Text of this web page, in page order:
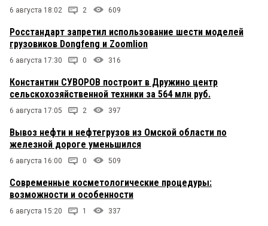
6 августа 18:02 2 609
Росстандарт запретил использование шести моделей
грузовиков Dongfeng и Zoomlion
6 августа 17:30 0 316
Константин СУВОРОВ построит в Дружино центр
сельскохозяйственной техники за 564 млн руб.
6 августа 17:05 2 397
Вывоз нефти и нефтегрузов из Омской области по
железной дороге уменьшился
6 августа 16:00 0 509
Современные косметологические процедуры:
возможности и особенности
6 августа 15:20 1 337